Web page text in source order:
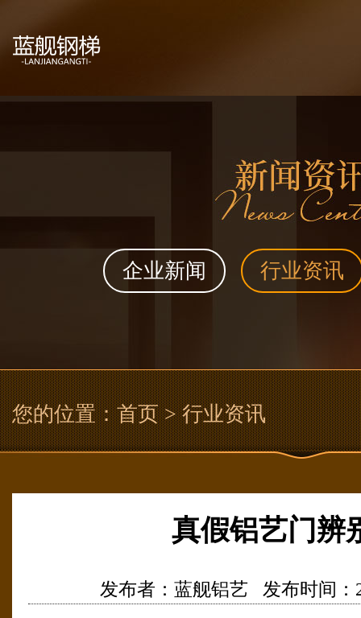
企业新闻 行业资讯
您的位置：首页> 行业资讯
真假铝艺门辨
发布者：蓝舰铝艺 发布时间：